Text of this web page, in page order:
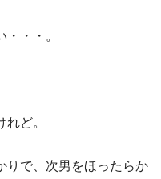
・・。
ど。
りで、次男をほったらか